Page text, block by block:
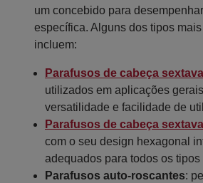
um concebido para
específica. Alguns dos tipos
incluem:
Parafusos de cabeça
utilizados em aplicações
versatilidade e facilidade de
Parafusos de cabeça
com o seu design hexagonal
adequados para todos os
Parafusos auto-roscantes: